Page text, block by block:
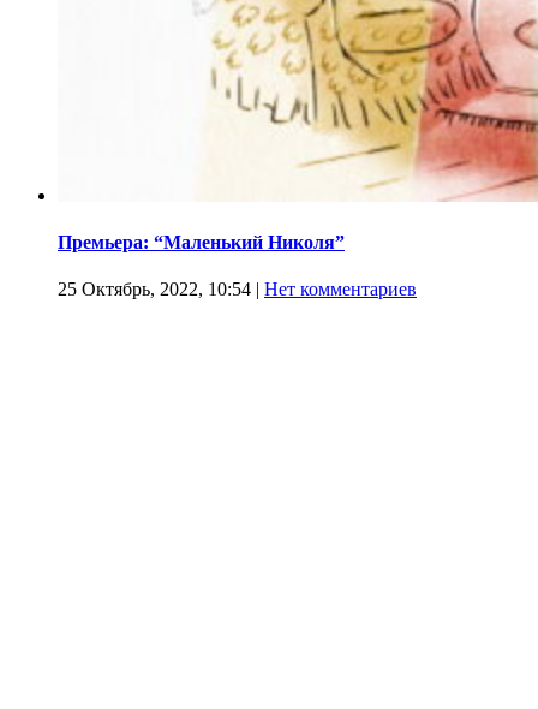
Премьера: “Маленький Николя”
25 Октябрь, 2022, 10:54 | Нет комментариев